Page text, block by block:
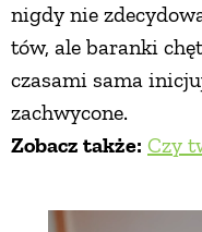
nigdy nie
tów, ale baranki
czasami sama
zachwycone.
Zobacz także: Czy